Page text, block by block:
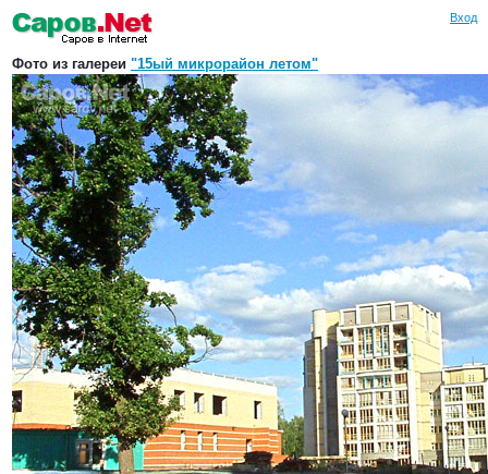
Вход
Фото из галереи "15ый микрорайон летом"